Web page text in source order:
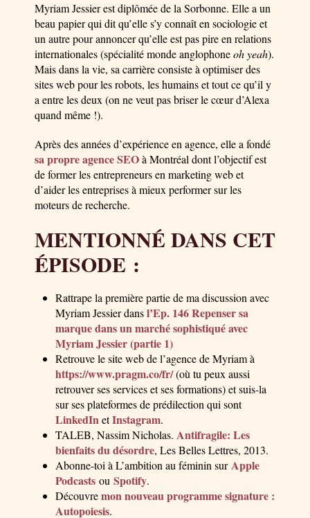
Myriam Jessier est diplômée de la Sorbonne. Elle a un
beau papier qui dit qu’elle s’y connaît en sociologie et
un autre pour annoncer qu’elle est pas pire en relations
internationales (spécialité monde anglophoneoh yeah).
Mais dans la vie, sa carrière consiste à optimiser des
sites web pour les robots, les humains et tout ce qu’il y
a entre les deux (on ne veut pas briser le cœur d’Alexa
quand même !).
Après des années d’expérience en agence, elle a fondé
sa propre agence SEOà Montréal dont l’objectif est
de former les entrepreneurs en marketing web et
d’aider les entreprises à mieux performer sur les
moteurs de recherche.
MENTIONNÉ DANS CET
ÉPISODE :
Rattrape la première partie de ma discussion avec
Myriam Jessier dansl’Ep. 146 Repenser sa
marque dans un marché sophistiqué avec
Myriam Jessier (partie 1)
Retrouve le site web de l’agence de Myriam à
https://www.pragm.co/fr/(où tu peux aussi
retrouver ses services et ses formations) et suis-la
sur ses plateformes de prédilection qui sont
LinkedInetInstagram.
TALEB, Nassim Nicholas. Antifragile: Les
bienfaits du désordre, Les Belles Lettres, 2013.
Abonne-toi à L’ambition au féminin surApple
Podcasts ou Spotify.
Découvremon nouveau programme signature :
Autopoiesis.